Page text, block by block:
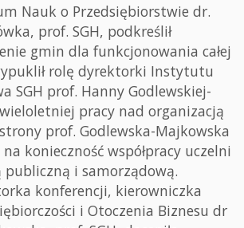
Nauk o Przedsiębiorstwie dr.
prof. SGH, podkreślił
gmin dla funkcjonowania całej
rolę dyrektorki Instytutu
SGH prof. Hanny Godlewskiej-
pracy nad organizacją
prof. Godlewska-Majkowska
konieczność współpracy uczelni
i samorządową.
konferencji, kierowniczka
i Otoczenia Biznesu dr